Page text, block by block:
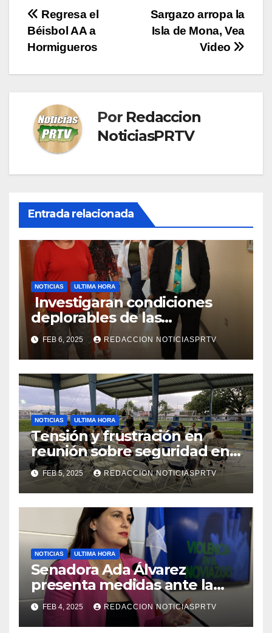
Navegación
de
entradas
Sargazo arropa la
Isla de Mona, Vea
Video
Regresa el
Béisbol AA a
Hormigueros
Por Redaccion
NoticiasPRTV
Entrada relacionada
NOTICIAS ULTIMA HORA
Investigaran condiciones
deplorables de las
facilidades el Departamento
de la Salud en Mayagüez
FEB 6, 2025 REDACCION NOTICIASPRTV
NOTICIAS ULTIMA HORA
Tensión y frustración en
reunión sobre seguridad en
Reparto Metropolitano
FEB 5, 2025 REDACCION NOTICIASPRTV
NOTICIAS ULTIMA HORA
Senadora Ada Álvarez
presenta medidas ante la
violencia en el noviazgo
FEB 4, 2025 REDACCION NOTICIASPRTV